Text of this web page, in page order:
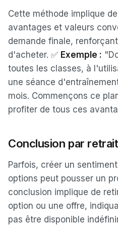
Cette méthode implique
avantages et valeurs
demande finale,
d'acheter. ✅ Exemple :
toutes les classes, à
une séance
mois. Commençons ce
profiter de tous ces
Conclusion par retrait
Parfois, créer un
options peut pousser un
conclusion implique de
option ou une offre,
pas être disponible